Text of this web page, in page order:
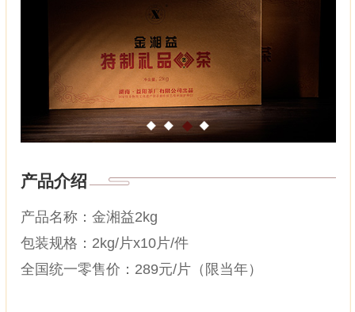
产品介绍
产品名称：金湘益2kg
包装规格：2kg/片x10片/件
全国统一零售价：289元/片（限当年）